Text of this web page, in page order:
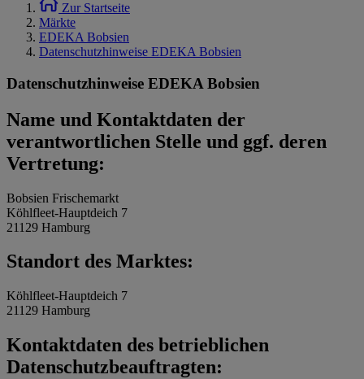
Zur Startseite
Märkte
EDEKA Bobsien
Datenschutzhinweise EDEKA Bobsien
Datenschutzhinweise EDEKA Bobsien
Name und Kontaktdaten der
verantwortlichen Stelle und ggf. deren
Vertretung:
Bobsien Frischemarkt
Köhlfleet-Hauptdeich 7
21129 Hamburg
Standort des Marktes:
Köhlfleet-Hauptdeich 7
21129 Hamburg
Kontaktdaten des betrieblichen
Datenschutzbeauftragten: